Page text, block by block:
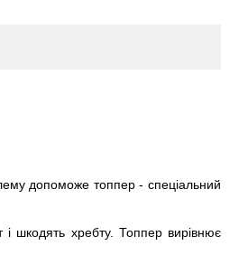
допоможе топпер - спеціальний
шкодять хребту. Топпер вирівнює